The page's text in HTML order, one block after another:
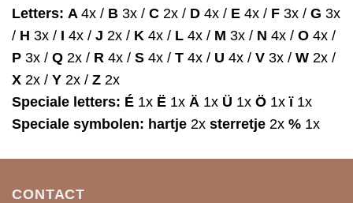
Letters: A 4x / B 3x / C 2x / D 4x / E 4x / F 3x / G 3x
/ H 3x / I 4x / J 2x / K 4x / L 4x / M 3x / N 4x / O 4x /
P 3x / Q 2x / R 4x / S 4x / T 4x / U 4x / V 3x / W 2x /
X 2x / Y 2x / Z 2x
Speciale letters: É 1x Ë 1x Ä 1x Ü 1x Ö 1xï 1x
Speciale symbolen: hartje 2x sterretje 2x % 1x
CONTACT